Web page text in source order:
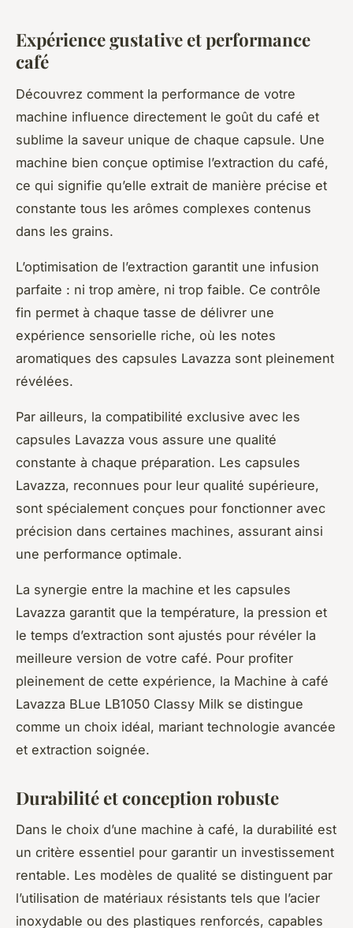
Expérience gustative et performance
café
Découvrez comment la performance de votre
machine influence directement le goût du café et
sublime la saveur unique de chaque capsule. Une
machine bien conçue optimise l’extraction du café,
ce qui signifie qu’elle extrait de manière précise et
constante tous les arômes complexes contenus
dans les grains.
L’optimisation de l’extraction garantit une infusion
parfaite : ni trop amère, ni trop faible. Ce contrôle
fin permet à chaque tasse de délivrer une
expérience sensorielle riche, où les notes
aromatiques des capsules Lavazza sont pleinement
révélées.
Par ailleurs, la compatibilité exclusive avec les
capsules Lavazza vous assure une qualité
constante à chaque préparation. Les capsules
Lavazza, reconnues pour leur qualité supérieure,
sont spécialement conçues pour fonctionner avec
précision dans certaines machines, assurant ainsi
une performance optimale.
La synergie entre la machine et les capsules
Lavazza garantit que la température, la pression et
le temps d’extraction sont ajustés pour révéler la
meilleure version de votre café. Pour profiter
pleinement de cette expérience, la Machine à café
Lavazza BLue LB1050 Classy Milk se distingue
comme un choix idéal, mariant technologie avancée
et extraction soignée.
Durabilité et conception robuste
Dans le choix d’une machine à café, la durabilité est
un critère essentiel pour garantir un investissement
rentable. Les modèles de qualité se distinguent par
l’utilisation de matériaux résistants tels que l’acier
inoxydable ou des plastiques renforcés, capables